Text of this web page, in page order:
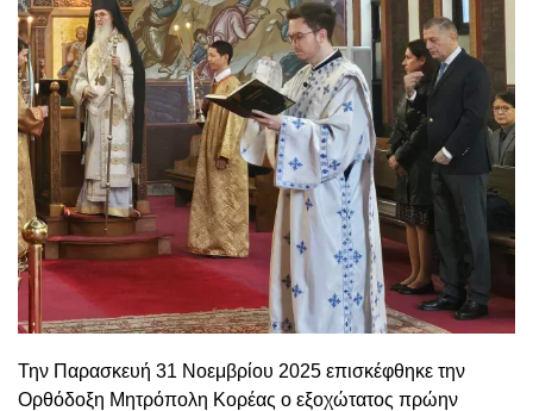
Την Παρασκευή 31 Νοεμβρίου 2025 επισκέφθηκε την
Ορθόδοξη Μητρόπολη Κορέας ο εξοχώτατος πρώην